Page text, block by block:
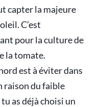
capter la majeure
C’est
pour la culture de
la tomate.
est à éviter dans
raison du faible
as déjà choisi un